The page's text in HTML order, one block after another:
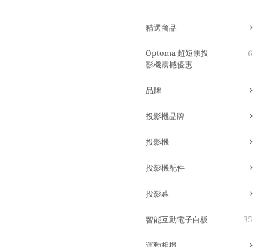
精選商品
Optoma 超短焦投
影機震撼優惠
6
品牌
投影機品牌
投影機
投影機配件
投影幕
智能互動電子白板 35